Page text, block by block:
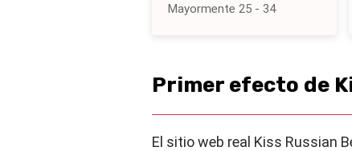
Mayormente 25 - 34
Primer efecto de
El sitio web real Kiss Russian